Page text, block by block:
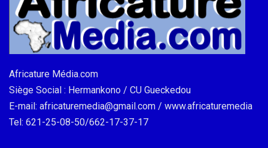
Africature Média.com
Siège Social : Hermankono / CU Gueckedou
E-mail: africaturemedia@gmail.com / www.africaturemedia
Tel: 621-25-08-50/662-17-37-17